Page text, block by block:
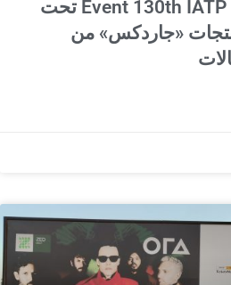
تأمين Event 130th IATP Conference تحت
«جاردكس» من